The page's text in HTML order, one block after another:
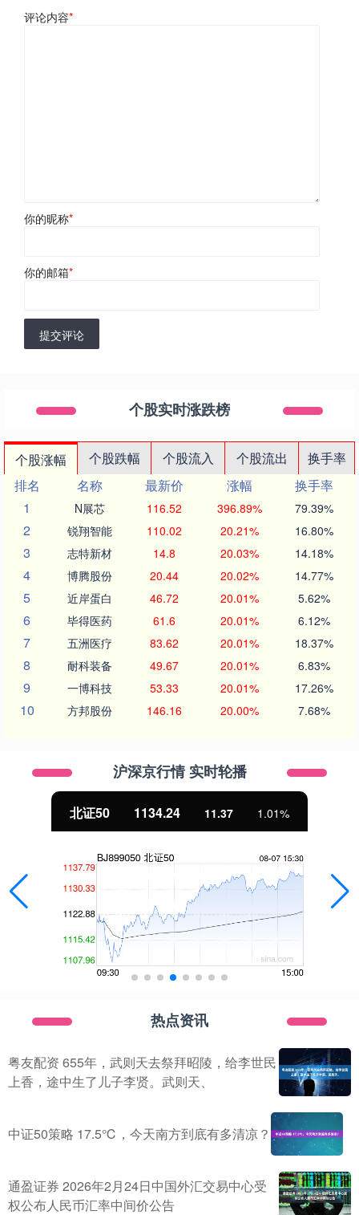
评论内容*
你的昵称*
你的邮箱*
提交评论
个股实时涨跌榜
个股涨幅 个股跌幅 个股流入 个股流出
换手率
排名
名称 最新价 涨幅
换手率
1
N展芯 116.52 396.89% 79.39%
2 锐翔智能 110.02 20.21% 16.80%
3 志特新材 14.8 20.03% 14.18%
4 博腾股份 20.44 20.02% 14.77%
5 近岸蛋白 46.72 20.01% 5.62%
6 毕得医药 61.6 20.01% 6.12%
7 五洲医疗 83.62 20.01% 18.37%
8 耐科装备 49.67 20.01% 6.83%
9 一博科技 53.33 20.01% 17.26%
10 方邦股份 146.16 20.00% 7.68%
沪深京行情 实时轮播
北证50 1134.24 11.37 1.01%
热点资讯
粤友配资 655年，武则天去祭拜昭陵，给李世民
上香，途中生了儿子李贤。武则天、
中证50策略 17.5℃，今天南方到底有多清凉？
通盈证券 2026年2月24日中国外汇交易中心受
权公布人民币汇率中间价公告